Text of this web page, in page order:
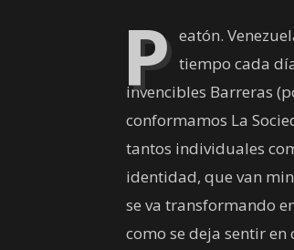
P eatón.
tiempo cada
invencibles Barreras
conformamos La
tantos individuales
identidad, que van
se va transformando
como se deja sentir